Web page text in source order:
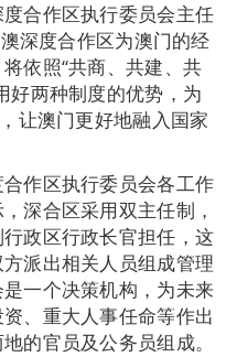
合作区执行委员会主任
深度合作区为澳门的经
依照“共商、共建、共
好两种制度的优势，为
让澳门更好地融入国家
作区执行委员会各工作
深合区采用双主任制，
政区行政长官担任，这
派出相关人员组成管理
一个决策机构，为未来
、重大人事任命等作出
的官员及公务员组成。